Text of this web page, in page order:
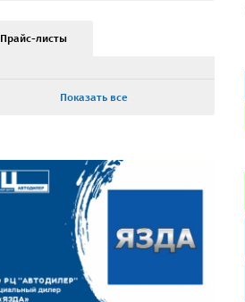
Прайс-листы
Показать все